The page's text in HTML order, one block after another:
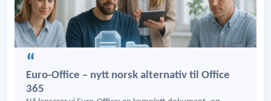
Euro-Office – nytt norsk alternativ til Office
365